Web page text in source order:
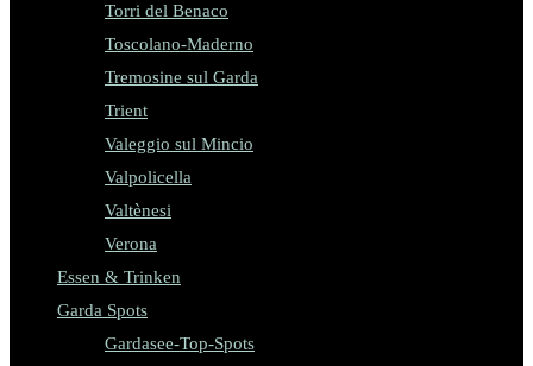
Torri del Benaco
Toscolano-Maderno
Tremosine sul Garda
Trient
Valeggio sul Mincio
Valpolicella
Valtènesi
Verona
Essen & Trinken
Garda Spots
Gardasee-Top-Spots